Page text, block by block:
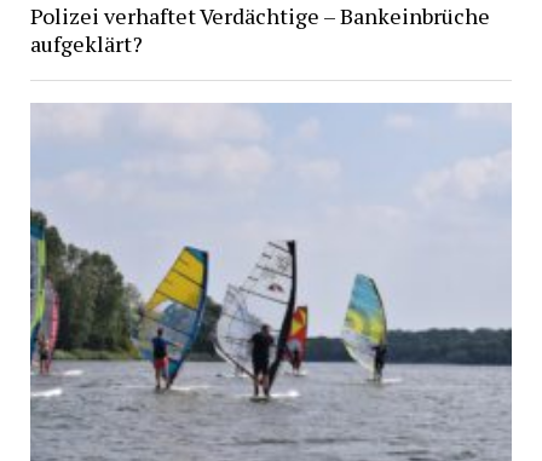
Polizei verhaftet Verdächtige – Bankeinbrüche
aufgeklärt?